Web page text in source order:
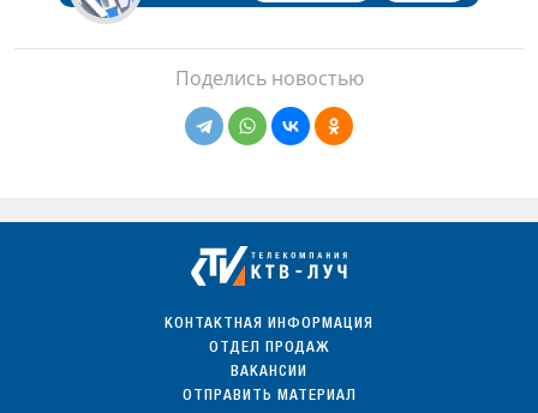
Поделись новостью
КОНТАКТНАЯ ИНФОРМАЦИЯ
ОТДЕЛ ПРОДАЖ
ВАКАНСИИ
ОТПРАВИТЬ МАТЕРИАЛ